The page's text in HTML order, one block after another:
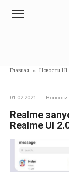
Главная » Новости
01.02.2021 Новости
Realme
Realme UI